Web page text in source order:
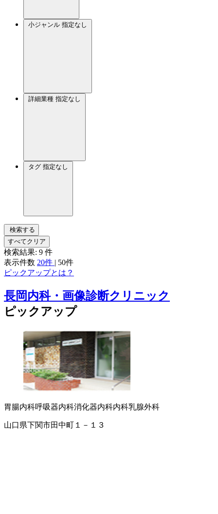
小ジャンル 指定なし
詳細業種 指定なし
タグ 指定なし
検索する
すべてクリア
検索結果: 9 件
表示件数 20件 | 50件
ピックアップとは？
長岡内科・画像診断クリニック
ピックアップ
胃腸内科呼吸器内科消化器内科内科乳腺外科
山口県下関市田中町１－１３